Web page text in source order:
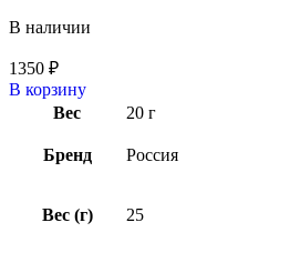
В наличии
1350 ₽
В корзину
Вес
20 г
Бренд Россия
Вес (г) 25